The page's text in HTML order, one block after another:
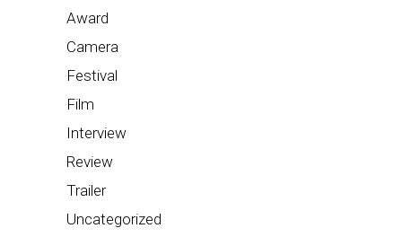
Award
Camera
Festival
Film
Interview
Review
Trailer
Uncategorized